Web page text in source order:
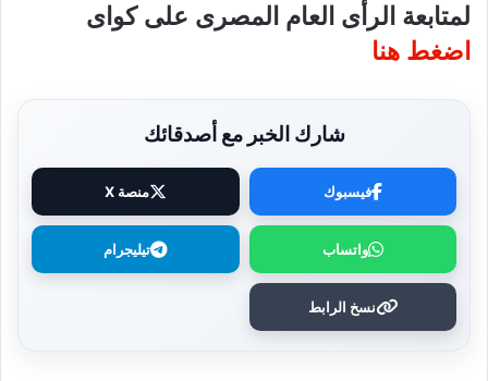
لمتابعة الرأى العام المصرى على كواى
اضغط هنا
شارك الخبر مع أصدقائك
فيسبوك منصة X
واتساب تيليجرام
نسخ الرابط